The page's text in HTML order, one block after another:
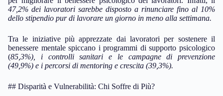
47,2% dei lavoratori sarebbe disposto a rinunciare fino al 10%
dello stipendio pur di lavorare un giorno in meno alla settimana.
Tra le iniziative più apprezzate dai lavoratori per sostenere il
benessere mentale spiccano i programmi di supporto psicologico
(85,3%), i controlli sanitari e le campagne di prevenzione
(49,9%) e i percorsi di mentoring e crescita (39,3%).
## Disparità e Vulnerabilità: Chi Soffre di Più?